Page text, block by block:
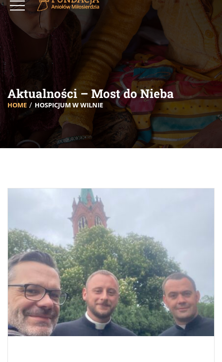
Aktualności – Most do Nieba
HOME HOSPICJUM W WILNIE